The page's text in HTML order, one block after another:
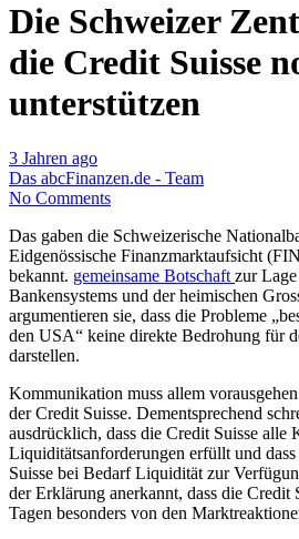
Die Schweizer
die Credit Suisse
unterstützen
3 Jahren ago
Das abcFinanzen.de - Team
No Comments
Das gaben die Schweizerische
Eidgenössische Finanzmarktaufsicht
bekannt. gemeinsame Botschaft zur
Bankensystems und der heimischen
argumentieren sie, dass die Probleme
den USA“ keine direkte Bedrohung für
darstellen.
Kommunikation muss allem vorausgehen
der Credit Suisse. Dementsprechend
ausdrücklich, dass die Credit Suisse alle
Liquiditätsanforderungen erfüllt und
Suisse bei Bedarf Liquidität zur
der Erklärung anerkannt, dass die Credit
Tagen besonders von den